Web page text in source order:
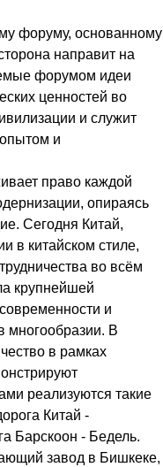
форуму, основанному
направит на
форумом идеи
ценностей во
и служит
и
право каждой
опираясь
Сегодня Китай,
в китайском стиле,
во всём
крупнейшей
и
многообразии. В
в рамках
реализуются такие
Китай -
Барскоон - Бедель.
завод в Бишкеке,